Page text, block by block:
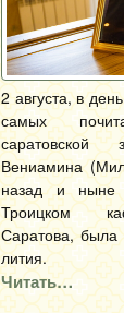
2 августа, в
самых
Вениамина
назад и ныне
Троицком
Саратова, была
лития.
Читать…